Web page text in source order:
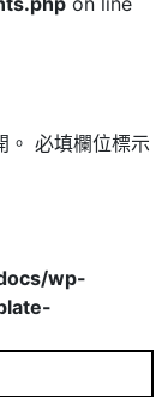
必填欄位標示
wp-